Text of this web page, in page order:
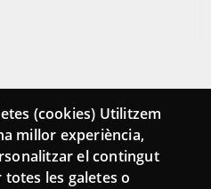
(cookies) Utilitzem
millor experiència,
el contingut
les galetes o